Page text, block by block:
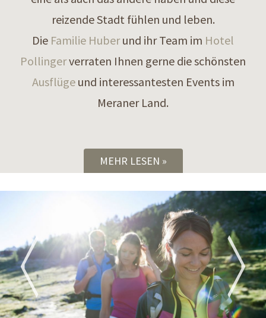
reizende Stadt fühlen und leben.
Die Familie Huberund ihr Team im Hotel
Pollingerverraten Ihnen gerne die schönsten
Ausflügeund interessantesten Events im
Meraner Land.
MEHR LESEN